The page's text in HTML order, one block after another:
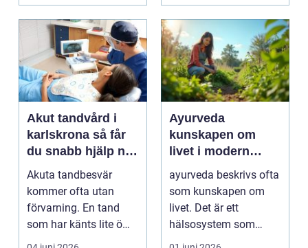
Akut tandvård i
karlskrona så får
du snabb hjälp när
tanden krisar
Akuta tandbesvär
kommer ofta utan
förvarning. En tand
som har känts lite öm
kan plötsligt göra så
Ayurveda
kunskapen om
livet i modern
vardag
ayurveda beskrivs ofta
som kunskapen om
livet. Det är ett
hälsosystem som
betonar balans, helhet